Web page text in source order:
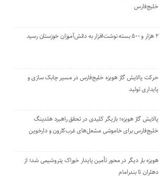
خلیج‌فارس
۲ هزار و ۵۰۰ بسته نوشت‌افزار به دانش‌آموزان خوزستان رسید
حرکت پالایش گاز هویزه خلیج‌فارس در مسیر چابک سازی و
پایداری تولید
پالایش گاز هویزه؛ بازیگر کلیدی در تحقق راهبرد هلدینگ
خلیج‌فارس برای خاموشی مشعل‌های غرب‌کارون و دارخوین
هویزه بار دیگر در محور تأمین پایدار خوراک پتروشیمی شد؛ از
دهلران تا بندرامام